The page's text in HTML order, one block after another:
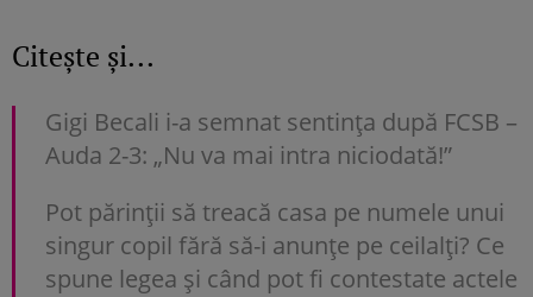
Citește și...
Gigi Becali i-a semnat sentința după FCSB –
Auda 2-3: „Nu va mai intra niciodată!”
Pot părinții să treacă casa pe numele unui
singur copil fără să-i anunțe pe ceilalți? Ce
spune legea și când pot fi contestate actele